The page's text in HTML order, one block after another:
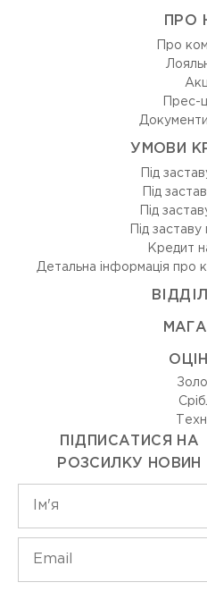
ПРО
Про
Прес-
УМОВИ
Під
Під
Під
Під заставу
Кредит
Детальна інформація про
ПІДПИСАТИСЯ НА
РОЗСИЛКУ НОВИН